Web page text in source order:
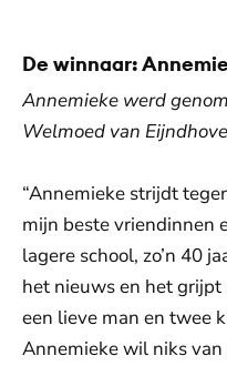
De winnaar:
Annemieke werd
Welmoed van
“Annemieke strijdt
mijn beste vriendinnen
lagere school, zo’n 40
het nieuws en het grijpt
een lieve man en twee
Annemieke wil niks